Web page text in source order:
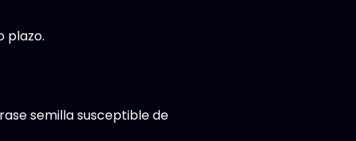
plazo.
semilla susceptible de